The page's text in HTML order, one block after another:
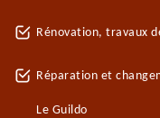
Rénovation, travaux
Réparation et
Le Guildo